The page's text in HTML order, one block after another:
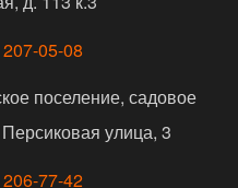
05-08
поселение, садовое
улица, 3
77-42